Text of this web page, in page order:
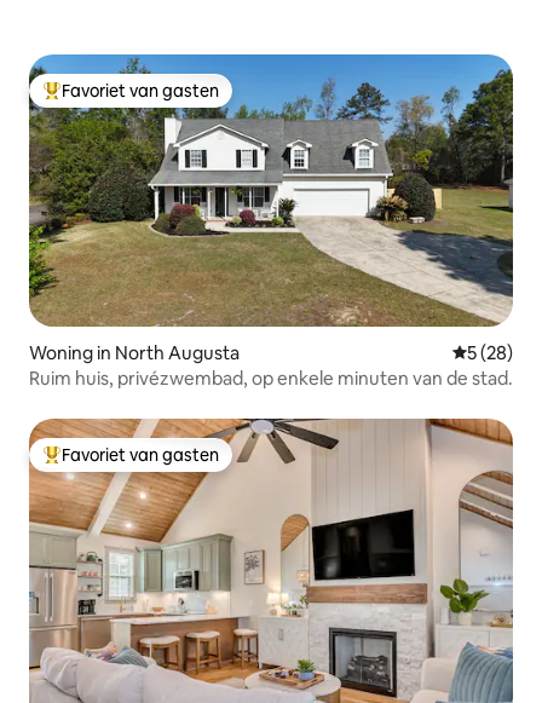
Topfavoriet van gasten
Favoriet van gasten
Woning in North Augusta
5 (28)
Ruim huis, privézwembad, op enkele minuten van de stad.
Topfavoriet van gasten
Favoriet van gasten